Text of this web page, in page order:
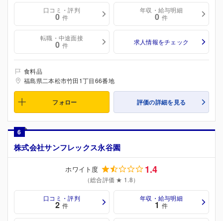
口コミ・評判
0 件
年収・給与明細
0 件
転職・中途面接
0 件 求人情報をチェック
食料品
福島県二本松市竹田1丁目66番地
フォロー 評価の詳細を見る
6
株式会社サンフレックス永谷園
ホワイト度 1.4
（総合評価 ★ 1.8）
口コミ・評判
2 件
年収・給与明細
1 件